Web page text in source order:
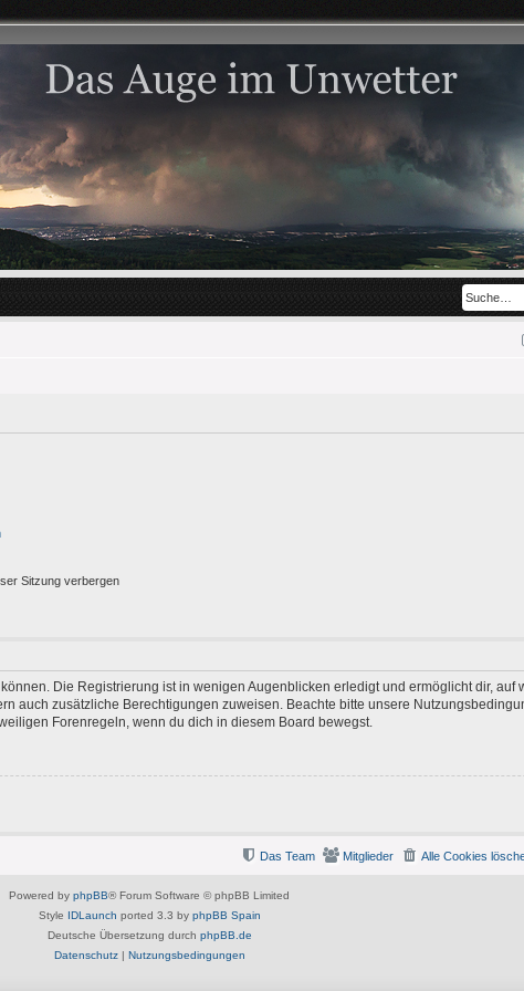
Sitzung verbergen
Die Registrierung ist in wenigen Augenblicken erledigt und ermöglicht dir, auf
auch zusätzliche Berechtigungen zuweisen. Beachte bitte unsere
Forenregeln, wenn du dich in diesem Board bewegst.
Alle Cookies
Mitglieder
Das Team
Powered by phpBB® Forum Software © phpBB Limited
Style IDLaunch ported 3.3 by phpBB Spain
Deutsche Übersetzung durch phpBB.de
Datenschutz| Nutzungsbedingungen